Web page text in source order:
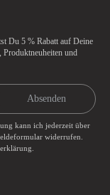
Du 5 % Rabatt auf Deine
Produktneuheiten und
Absenden
kann ich jederzeit über
widerrufen.